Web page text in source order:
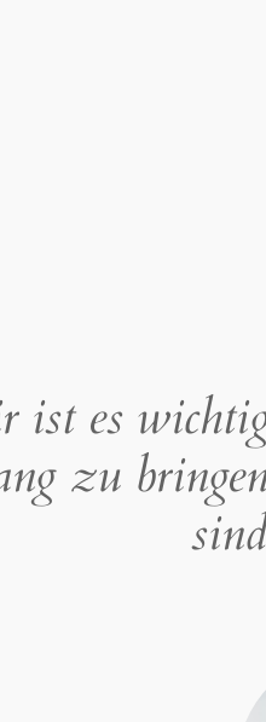
ist es
zu